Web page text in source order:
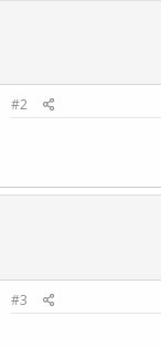
#2
#3